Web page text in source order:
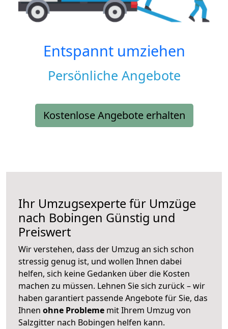
Entspannt umziehen
Persönliche Angebote
Kostenlose Angebote erhalten
Ihr Umzugsexperte für Umzüge
nach Bobingen Günstig und
Preiswert
Wir verstehen, dass der Umzug an sich schon
stressig genug ist, und wollen Ihnen dabei
helfen, sich keine Gedanken über die Kosten
machen zu müssen. Lehnen Sie sich zurück – wir
haben garantiert passende Angebote für Sie, das
Ihnen ohne Probleme mit Ihrem Umzug von
Salzgitter nach Bobingen helfen kann.